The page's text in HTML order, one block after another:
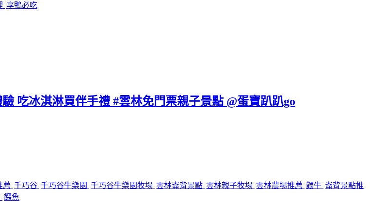
享鴨必吃
吃冰淇淋買伴手禮 #雲林免門票親子景點 @蛋寶趴趴go
薦 千巧谷 千巧谷牛樂園 千巧谷牛樂園牧場 雲林崙背景點 雲林親子牧場 雲林農場推薦 餵牛 崙背景點推
餵魚